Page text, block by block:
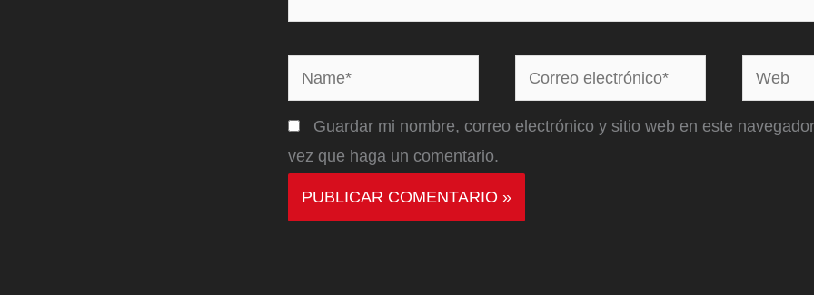
Name*
Correo
electrónico*
Web
Guardar mi nombre, correo electrónico y sitio web en este
vez que haga un comentario.